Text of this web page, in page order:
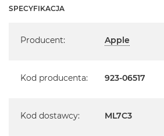
SPECYFIKACJA
Producent: Apple
Kod producenta: 923-06517
Kod dostawcy: ML7C3